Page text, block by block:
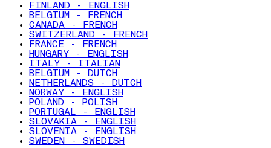
FINLAND - ENGLISH
BELGIUM - FRENCH
CANADA - FRENCH
SWITZERLAND - FRENCH
FRANCE - FRENCH
HUNGARY - ENGLISH
ITALY - ITALIAN
BELGIUM - DUTCH
NETHERLANDS - DUTCH
NORWAY - ENGLISH
POLAND - POLISH
PORTUGAL - ENGLISH
SLOVAKIA - ENGLISH
SLOVENIA - ENGLISH
SWEDEN - SWEDISH